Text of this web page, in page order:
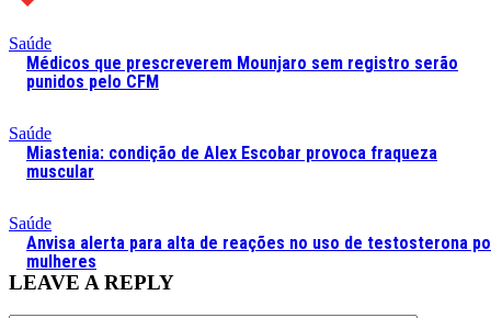
Saúde
Médicos que prescreverem Mounjaro sem registro serão
punidos pelo CFM
Saúde
Miastenia: condição de Alex Escobar provoca fraqueza
muscular
Saúde
Anvisa alerta para alta de reações no uso de testosterona
mulheres
LEAVE A REPLY